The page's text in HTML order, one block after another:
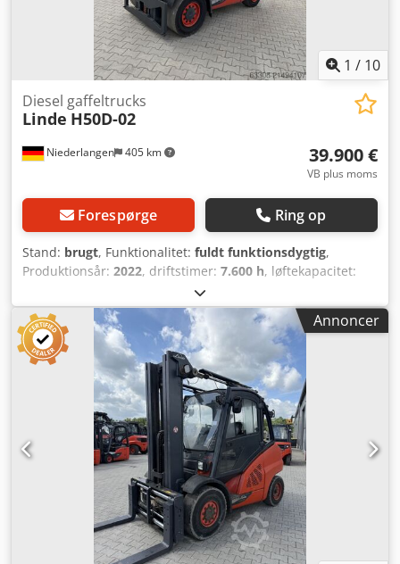
1 / 10
Niederlangen 405 km
Diesel gaffeltrucks
Linde H50D-02
39.900 €
VB plus moms
Forespørge Ring op
Stand: brugt, Funktionalitet: fuldt funktionsdygtig,
Produktionsår: 2022, driftstimer: 7.600 h, løftekapacitet:
6.365 mm
brændstoftype:diesel, mastetype:triplex, bygningshøjde:
3.276 mm
, drivtype: Diesel , Dieseltruck Chedoyt Tm Nepfx
Ag Hsa Masttype: Triplex Stand: Klar til brug og fuldt
funktionsdygtig Teknisk stand: God 3. ventil, 4. ventil,
varmeapparat, partikelfilter, fuldkabine, aircondition,
Annoncer